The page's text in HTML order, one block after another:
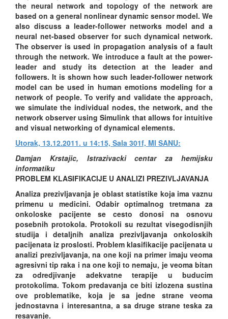
the neural network and topology of the network are
based on a general nonlinear dynamic sensor model. We
also discuss a leader-follower networks model and a
neural net-based observer for such dynamical network.
The observer is used in propagation analysis of a fault
through the network. We introduce a fault at the power-
leader and study its detection at the leader and
followers. It is shown how such leader-follower network
model can be used in human emotions modeling for a
network of people. To verify and validate the approach,
we simulate the individual nodes, the network, and the
network observer using Simulink that allows for intuitive
and visual networking of dynamical elements.
Utorak, 13.12.2011. u 14:15, Sala 301f, MI SANU:
Damjan Krstajic, Istrazivacki centar za hemijsku
informatiku
PROBLEM KLASIFIKACIJE U ANALIZI PREZIVLJAVANJA
Analiza prezivljavanja je oblast statistike koja ima vaznu
primenu u medicini. Odabir optimalnog tretmana za
onkoloske pacijente se cesto donosi na osnovu
posebnih protokola. Protokoli su rezultat visegodisnjih
studija i detaljnih analiza prezivljavanja onkoloskih
pacijenata iz proslosti. Problem klasifikacije pacijenata u
analizi prezivljavanja, na one koji na primer imaju veoma
agresivni tip raka i na one koji to nemaju, je veoma bitan
za odredjivanje adekvatne terapije u buducim
protokolima. Tokom predavanja ce biti izlozena sustina
ove problematike, koja je sa jedne strane veoma
jednostavna i interesantna, a sa druge strane teska za
resavanje.